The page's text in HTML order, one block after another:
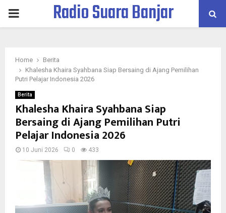
PRIMARYRadio Suara Banjar
Home
Berita
Khalesha Khaira Syahbana Siap Bersaing di Ajang Pemilihan
Putri Pelajar Indonesia 2026
Berita
Khalesha Khaira Syahbana Siap
Bersaing di Ajang Pemilihan Putri
Pelajar Indonesia 2026
10 Juni 2026 0 433